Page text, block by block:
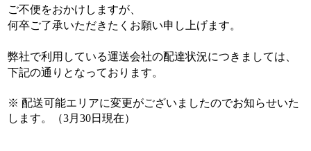
ご不便をおかけしますが、
何卒ご了承いただきたくお願い申し上げます。
弊社で利用している運送会社の配達状況につきましては、
下記の通りとなっております。
※ 配送可能エリアに変更がございましたのでお知らせいた
します。（3月30日現在）